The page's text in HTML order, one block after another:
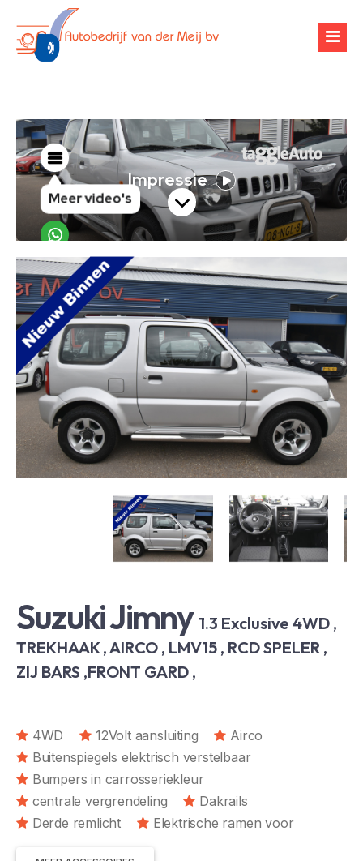
Over ons
Occasions
Werkplaats
Banden & velgen
Airco-onderhoud
Chiptuning
Financiering
Verhuur
Zoekopdracht
Contact
Suzuki Jimny 1.3 Exclusive 4WD ,
TREKHAAK , AIRCO , LMV15 , RCD SPELER ,
ZIJ BARS ,FRONT GARD ,
4WD 12Volt aansluiting
Airco
Buitenspiegels elektrisch verstelbaar
Bumpers in carrosseriekleur
centrale vergrendeling
Dakrails
Derde remlicht
Elektrische ramen voor